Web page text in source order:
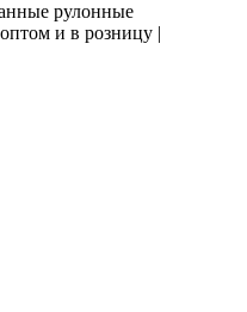
рулонные
и в розницу |